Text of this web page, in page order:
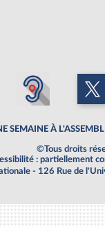
SEMAINE À
©Tous droits
: partiellement
- 126 Rue de